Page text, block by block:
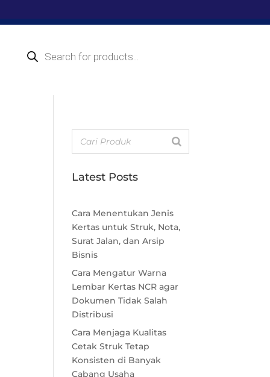
search
Latest Posts
Cara Menentukan Jenis
Kertas untuk Struk, Nota,
Surat Jalan, dan Arsip
Bisnis
Cara Mengatur Warna
Lembar Kertas NCR agar
Dokumen Tidak Salah
Distribusi
Cara Menjaga Kualitas
Cetak Struk Tetap
Konsisten di Banyak
Cabang Usaha